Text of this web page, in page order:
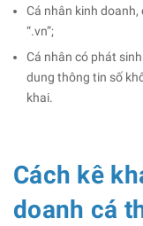
Cá nhân kinh
“.vn”;
Cá nhân có phát
dung thông tin số
khai.
Cách kê
doanh cá